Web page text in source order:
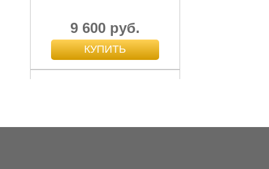
9 600 руб.